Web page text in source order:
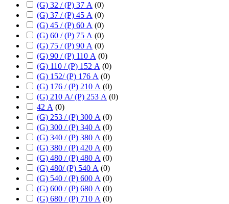
(G) 32 / (P) 37 А (0)
(G) 37 / (P) 45 А (0)
(G) 45 / (P) 60 А (0)
(G) 60 / (P) 75 А (0)
(G) 75 / (P) 90 А (0)
(G) 90 / (P) 110 А (0)
(G) 110 / (P) 152 А (0)
(G) 152/ (P) 176 А (0)
(G) 176 / (P) 210 А (0)
(G) 210 А/ (P) 253 А (0)
42 А (0)
(G) 253 / (P) 300 А (0)
(G) 300 / (P) 340 А (0)
(G) 340 / (P) 380 А (0)
(G) 380 / (P) 420 А (0)
(G) 480 / (P) 480 А (0)
(G) 480/ (P) 540 А (0)
(G) 540 / (P) 600 А (0)
(G) 600 / (P) 680 А (0)
(G) 680 / (P) 710 А (0)